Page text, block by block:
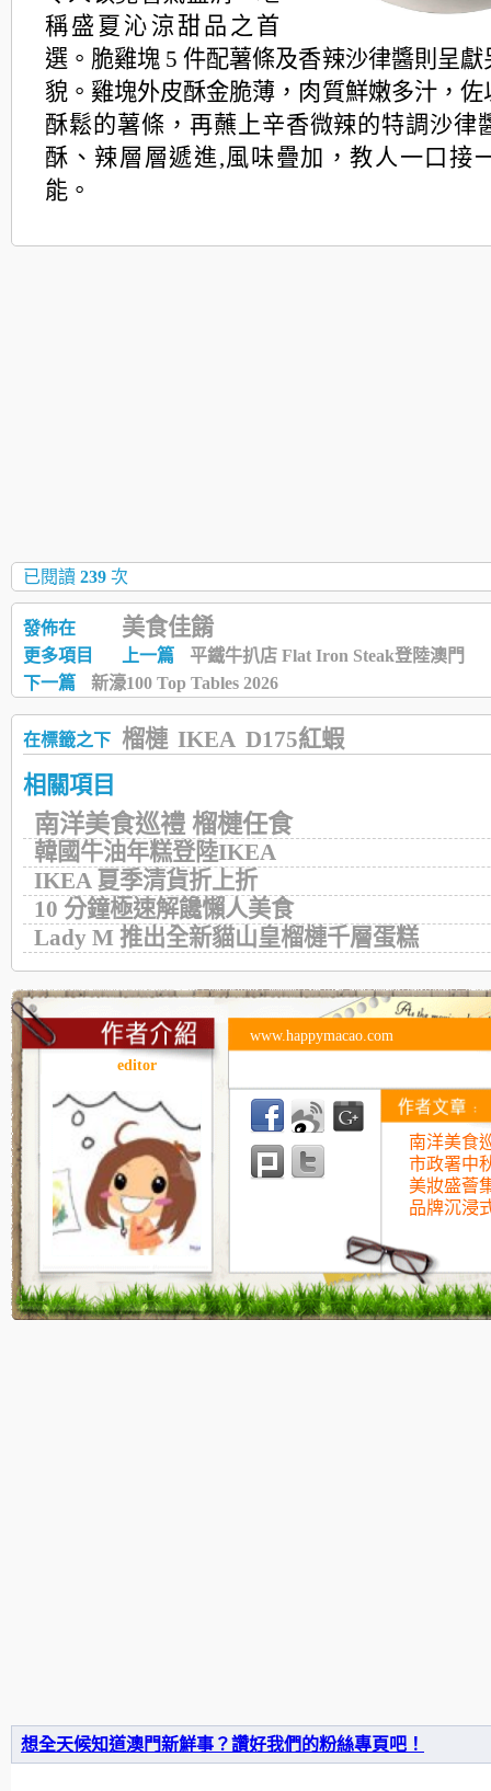
稱盛夏沁涼甜品之首
選。脆雞塊 5 件配薯條及香辣沙律醬則呈獻
貌。雞塊外皮酥金脆薄，肉質鮮嫩多汁，佐
酥鬆的薯條，再蘸上辛香微辣的特調沙律
酥、辣層層遞進,風味疊加，教人一口接
能。
已閱讀 239 次
發佈在 美食佳餚
更多項目 上一篇
平鐵牛扒店 Flat Iron Steak登陸澳門
下一篇
新濠100 Top Tables 2026
在標籤之下 榴槤 IKEA D175紅蝦
相關項目
南洋美食巡禮 榴槤任食
韓國牛油年糕登陸IKEA
IKEA 夏季清貨折上折
10 分鐘極速解饞懶人美食
Lady M 推出全新貓山皇榴槤千層蛋糕
editor
www.happymacao.com
南洋美食
市政署中
美妝盛薈
品牌沉浸
想全天候知道澳門新鮮事？讚好我們的粉絲專頁吧！